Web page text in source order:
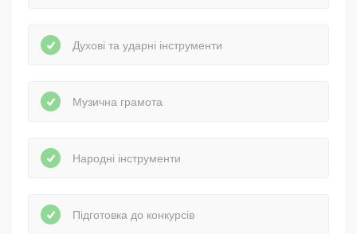
Духові та ударні інструменти
Музична грамота
Народні інструменти
Підготовка до конкурсів